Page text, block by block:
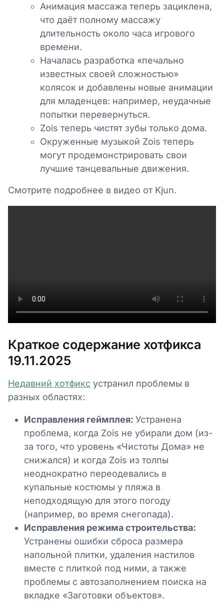
Анимация массажа теперь зациклена,
что даёт полному массажу
длительность около часа игрового
времени.
Началась разработка «печально
известных своей сложностью»
колясок и добавлены новые анимации
для младенцев: например, неудачные
попытки перевернуться.
Zois теперь чистят зубы только дома.
Окруженные музыкой Zois теперь
могут продемонстрировать свои
лучшие танцевальные движения.
Смотрите подробнее в видео от Kjun.
Краткое содержание хотфикса
19.11.2025
Недавний хотфикс устранил проблемы в
разных областях:
Исправления геймплея: Устранена
проблема, когда Zois не убирали дом (из-
за того, что уровень «Чистоты Дома» не
снижался) и когда Zois из толпы
неоднократно переодевались в
купальные костюмы у пляжа в
неподходящую для этого погоду
(например, во время снегопада).
Исправления режима строительства:
Устранены ошибки сброса размера
напольной плитки, удаления настилов
вместе с плиткой под ними, а также
проблемы с автозаполнением поиска на
вкладке «Заготовки объектов».